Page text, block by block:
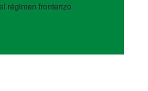
régimen fronterizo